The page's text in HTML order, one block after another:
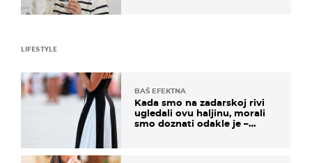
LIFESTYLE
BAŠ EFEKTNA
Kada smo na zadarskoj rivi
ugledali ovu haljinu, morali
smo doznati odakle je –